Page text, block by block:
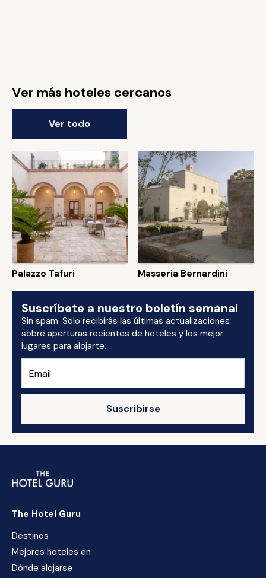
Ver más hoteles cercanos
Ver todo
Palazzo Tafuri Masseria Bernardini
Suscríbete a nuestro boletín semanal
Sin spam. Solo recibirás las últimas actualizaciones
sobre aperturas recientes de hoteles y los mejor
lugares para alojarte.
Suscribirse
The Hotel Guru
Destinos
Mejores hoteles en
Dónde alojarse